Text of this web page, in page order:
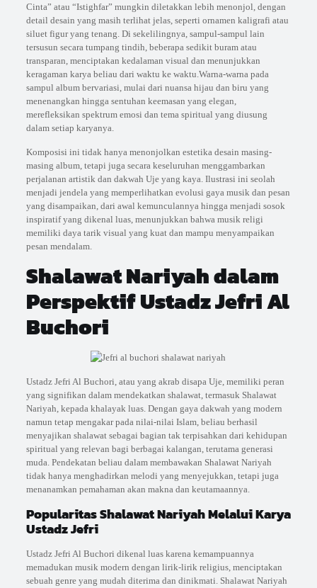
Cinta” atau “Istighfar” mungkin diletakkan lebih menonjol, dengan
detail desain yang masih terlihat jelas, seperti ornamen kaligrafi atau
siluet figur yang tenang. Di sekelilingnya, sampul-sampul lain
tersusun secara tumpang tindih, beberapa sedikit buram atau
transparan, menciptakan kedalaman visual dan menunjukkan
keragaman karya beliau dari waktu ke waktu.Warna-warna pada
sampul album bervariasi, mulai dari nuansa hijau dan biru yang
menenangkan hingga sentuhan keemasan yang elegan,
merefleksikan spektrum emosi dan tema spiritual yang diusung
dalam setiap karyanya.
Komposisi ini tidak hanya menonjolkan estetika desain masing-
masing album, tetapi juga secara keseluruhan menggambarkan
perjalanan artistik dan dakwah Uje yang kaya. Ilustrasi ini seolah
menjadi jendela yang memperlihatkan evolusi gaya musik dan pesan
yang disampaikan, dari awal kemunculannya hingga menjadi sosok
inspiratif yang dikenal luas, menunjukkan bahwa musik religi
memiliki daya tarik visual yang kuat dan mampu menyampaikan
pesan mendalam.
Shalawat Nariyah dalam
Perspektif Ustadz Jefri Al
Buchori
Ustadz Jefri Al Buchori, atau yang akrab disapa Uje, memiliki peran
yang signifikan dalam mendekatkan shalawat, termasuk Shalawat
Nariyah, kepada khalayak luas. Dengan gaya dakwah yang modern
namun tetap mengakar pada nilai-nilai Islam, beliau berhasil
menyajikan shalawat sebagai bagian tak terpisahkan dari kehidupan
spiritual yang relevan bagi berbagai kalangan, terutama generasi
muda. Pendekatan beliau dalam membawakan Shalawat Nariyah
tidak hanya menghadirkan melodi yang menyejukkan, tetapi juga
menanamkan pemahaman akan makna dan keutamaannya.
Popularitas Shalawat Nariyah Melalui Karya
Ustadz Jefri
Ustadz Jefri Al Buchori dikenal luas karena kemampuannya
memadukan musik modern dengan lirik-lirik religius, menciptakan
sebuah genre yang mudah diterima dan dinikmati. Shalawat Nariyah